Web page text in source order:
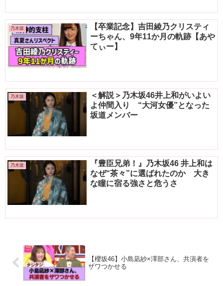
乃木坂
【卒業記念】吉田綾乃クリスティ
ーちゃん、9年11か月の軌跡【あや
てぃー】
乃木坂
＜解説＞乃木坂46井上和がいよい
よ仲間入り “大河女優”となった
坂道メンバー
乃木坂
『豊臣兄弟！』乃木坂46 井上和は
なぜ“茶々”に選ばれたのか 大き
な瞳に宿る強さと危うさ
【櫻坂46】小島凪紗×澤部さん、共演者を
ザワつかせる